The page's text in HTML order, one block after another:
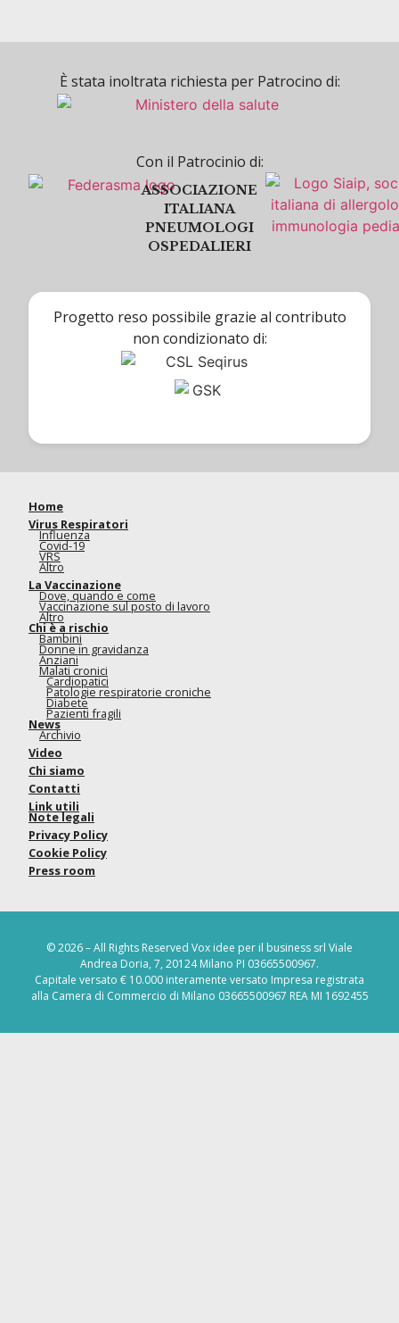
È stata inoltrata richiesta per Patrocino di:
Con il Patrocinio di:
ASSOCIAZIONE
ITALIANA
PNEUMOLOGI
OSPEDALIERI
Progetto reso possibile grazie al contributo
non condizionato di:
Home
Virus Respiratori
Influenza
Covid-19
VRS
Altro
La Vaccinazione
Dove, quando e come
Vaccinazione sul posto di lavoro
Altro
Chi è a rischio
Bambini
Donne in gravidanza
Anziani
Malati cronici
Cardiopatici
Patologie respiratorie croniche
Diabete
Pazienti fragili
News
Archivio
Video
Chi siamo
Contatti
Link utili
Note legali
Privacy Policy
Cookie Policy
Press room
© 2026 – All Rights Reserved Vox idee per il business srl Viale
Andrea Doria, 7, 20124 Milano PI 03665500967.
Capitale versato € 10.000 interamente versato Impresa registrata
alla Camera di Commercio di Milano 03665500967 REA MI 1692455